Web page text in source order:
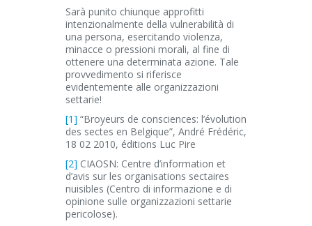
Sarà punito chiunque approfitti
intenzionalmente della vulnerabilità di
una persona, esercitando violenza,
minacce o pressioni morali, al fine di
ottenere una determinata azione. Tale
provvedimento si riferisce
evidentemente alle organizzazioni
settarie!
[1] “Broyeurs de consciences: l’évolution
des sectes en Belgique”, André Frédéric,
18 02 2010, éditions Luc Pire
[2] CIAOSN: Centre d’information et
d’avis sur les organisations sectaires
nuisibles (Centro di informazione e di
opinione sulle organizzazioni settarie
pericolose).